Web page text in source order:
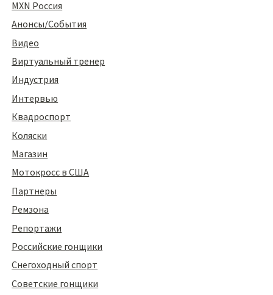
MXN Россия
Анонсы/События
Видео
Виртуальный тренер
Индустрия
Интервью
Квадроспорт
Коляски
Магазин
Мотокросс в США
Партнеры
Ремзона
Репортажи
Российские гонщики
Снегоходный спорт
Советские гонщики